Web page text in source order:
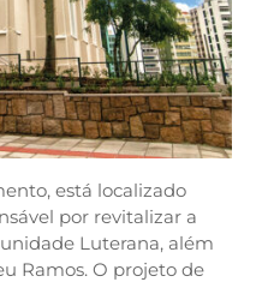
está localizado
por revitalizar a
Luterana, além
Ramos. O projeto de